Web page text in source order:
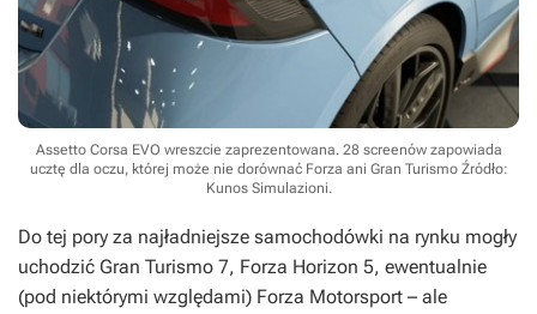
Assetto Corsa EVO wreszcie zaprezentowana. 28 screenów zapowiada
ucztę dla oczu, której może nie dorównać Forza ani Gran Turismo Źródło:
Kunos Simulazioni.
Do tej pory za najładniejsze samochodówki na rynku mogły
uchodzić Gran Turismo 7, Forza Horizon 5, ewentualnie
(pod niektórymi względami) Forza Motorsport – ale